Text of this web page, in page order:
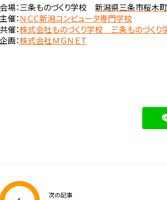
会場：三条ものづくり学校 新潟県三条市桜木
主催：ＮＣＣ新潟コンピュータ専門学校
共催：株式会社ものづくり学校 三条ものづくり
企画：株式会社ＭＧＮＥＴ
次の記事